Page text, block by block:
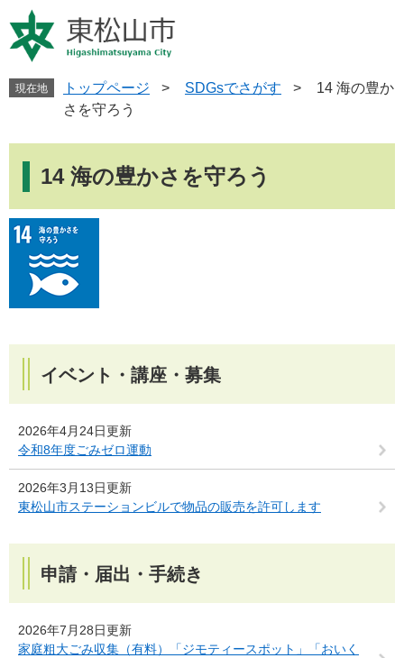
ー
ジ
す
現在地 トップページ > SDGsでさがす >
14 海の豊か
さを守ろう
14 海の豊かさを守ろう
イベント・講座・募集
2026年4月24日更新
令和8年度ごみゼロ運動
2026年3月13日更新
東松山市ステーションビルで物品の販売を許可します
申請・届出・手続き
2026年7月28日更新
家庭粗大ごみ収集（有料）「ジモティースポット」「おいく